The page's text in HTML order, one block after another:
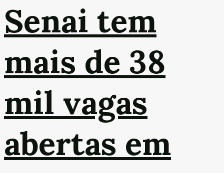
Senai tem
mais de 38
mil vagas
abertas em